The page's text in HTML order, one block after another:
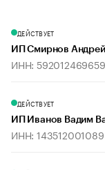
ДЕЙСТВУЕТ
ИП Смирнов
ИНН: 592012469659
ДЕЙСТВУЕТ
ИП Иванов Вадим
ИНН: 143512001089